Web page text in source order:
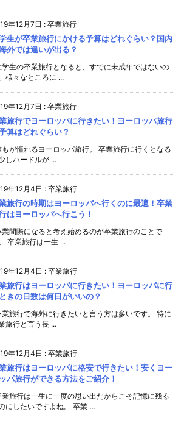
年12月7日 : 卒業旅行
生が卒業旅行にかける予算はどれぐらい？国内
外では違いが出る？
学生の卒業旅行となると、すでに未成年ではないの
様々なところに ...
年12月7日 : 卒業旅行
旅行でヨーロッパに行きたい！ヨーロッパ旅行
算はどれぐらい？
もが憧れるヨーロッパ旅行。 卒業旅行に行くとなる
しハードルが ...
年12月4日 : 卒業旅行
旅行の時期はヨーロッパへ行くのに最適！卒業
はヨーロッパへ行こう！
業間際になると考え始めるのが卒業旅行のことで
卒業旅行は一生 ...
年12月4日 : 卒業旅行
旅行はヨーロッパに行きたい！ヨーロッパに行
きの日数は何日がいいの？
業旅行で海外に行きたいと言う方は多いです。 特に
旅行と言う長 ...
年12月4日 : 卒業旅行
旅行はヨーロッパに格安で行きたい！安くヨー
パ旅行ができる方法をご紹介！
業旅行は一生に一度の思い出だからこそ記憶に残る
にしたいですよね。 卒業 ...